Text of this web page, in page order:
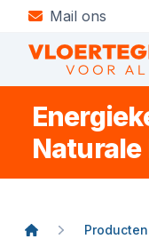
Mail ons
Naturale
Producten